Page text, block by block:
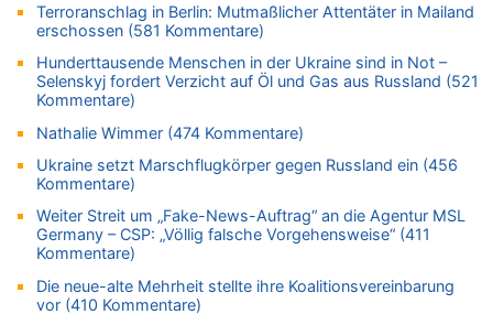
Zweite Hitzewelle in diesem Sommer ist jetzt amtlich
07.08.2026 - 01:12 von WK zu
Warum die Waldbrände in Frankreich und Spanien Rekorde
brechen [Fragen & Antworten]
07.08.2026 - 01:03 von Hugo Egon Bernhard von Sinnen zu
07.08.2026 - 00:50 von WK zu
07.08.2026 - 00:06 von 5/11 zu
Mehrere Menschen in Londons City niedergestochen
06.08.2026 - 23:53 von Foto Anneliese zu
Mehrere Menschen in Londons City niedergestochen
Terroranschlag in Berlin: Mutmaßlicher Attentäter in Mailand
erschossen (581 Kommentare)
Hunderttausende Menschen in der Ukraine sind in Not –
Selenskyj fordert Verzicht auf Öl und Gas aus Russland (521
Kommentare)
Nathalie Wimmer (474 Kommentare)
Ukraine setzt Marschflugkörper gegen Russland ein (456
Kommentare)
Weiter Streit um „Fake-News-Auftrag“ an die Agentur MSL
Germany – CSP: „Völlig falsche Vorgehensweise“ (411
Kommentare)
Die neue-alte Mehrheit stellte ihre Koalitionsvereinbarung
vor (410 Kommentare)